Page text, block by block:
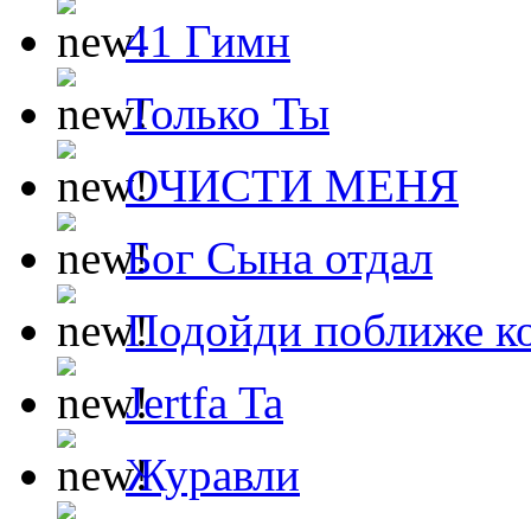
41 Гимн
Только Ты
ОЧИСТИ МЕНЯ
Бог Сына отдал
Подойди поближе
Jertfa Ta
Журавли